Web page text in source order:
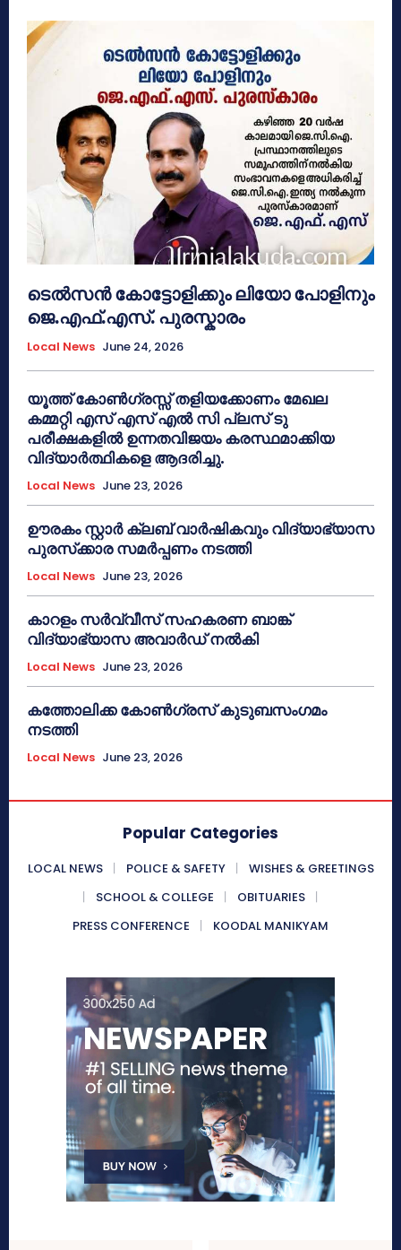
ടെൽസൻ കോട്ടോളിക്കും ലിയോ പോളിനും
ജെ.എഫ്.എസ്. പുരസ്കാരം
Local News June 24, 2026
യൂത്ത് കോൺഗ്രസ്സ് തളിയക്കോണം മേഖല
കമ്മറ്റി എസ് എസ് എൽ സി പ്ലസ് ടു
പരീക്ഷകളിൽ ഉന്നതവിജയം കരസ്ഥമാക്കിയ
വിദ്യാർത്ഥികളെ ആദരിച്ചു.
Local News June 23, 2026
ഊരകം സ്റ്റാർ ക്ലബ് വാർഷികവും വിദ്യാഭ്യാസ
പുരസ്‌ക്കാര സമർപ്പണം നടത്തി
Local News June 23, 2026
കാറളം സർവ്വീസ് സഹകരണ ബാങ്ക്
വിദ്യാഭ്യാസ അവാർഡ് നൽകി
Local News June 23, 2026
കത്തോലിക്ക കോൺഗ്രസ് കുടുബസംഗമം
നടത്തി
Local News June 23, 2026
Popular Categories
LOCAL NEWS POLICE & SAFETY
WISHES & GREETINGS
SCHOOL & COLLEGE
OBITUARIES
PRESS CONFERENCE
KOODAL MANIKYAM